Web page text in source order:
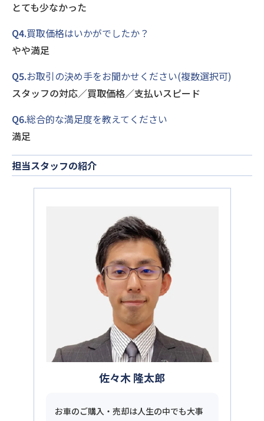
とても少なかった
Q4.買取価格はいかがでしたか？
やや満足
Q5.お取引の決め手をお聞かせください(複数選択可)
スタッフの対応／買取価格／支払いスピード
Q6.総合的な満足度を教えてください
満足
担当スタッフの紹介
佐々木 隆太郎
お車のご購入・売却は人生の中でも大事